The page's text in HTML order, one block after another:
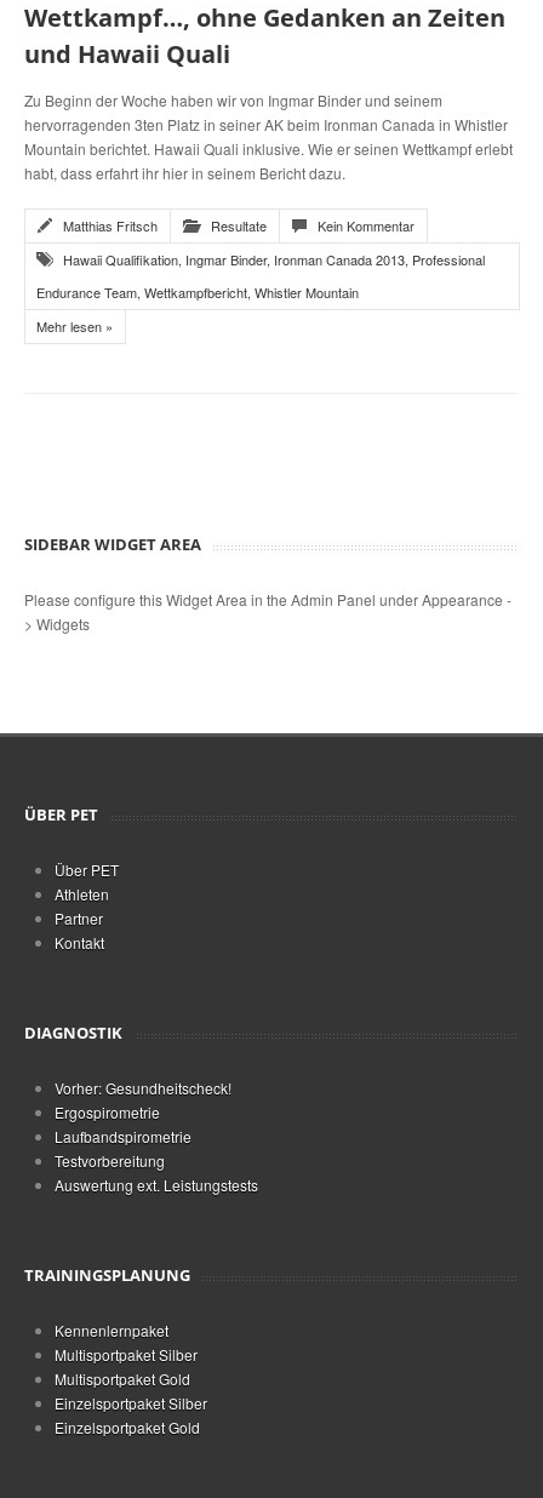
Wettkampf…, ohne Gedanken an Zeiten
und Hawaii Quali
Zu Beginn der Woche haben wir von Ingmar Binder und seinem
hervorragenden 3ten Platz in seiner AK beim Ironman Canada in Whistler
Mountain berichtet. Hawaii Quali inklusive. Wie er seinen Wettkampf erlebt
habt, dass erfahrt ihr hier in seinem Bericht dazu.
Matthias Fritsch Resultate
Kein Kommentar
Hawaii Qualifikation, Ingmar Binder, Ironman Canada 2013, Professional
Endurance Team, Wettkampfbericht, Whistler Mountain
Mehr lesen »
SIDEBAR WIDGET AREA
Please configure this Widget Area in the Admin Panel under Appearance -
> Widgets
ÜBER PET
Über PET
Athleten
Partner
Kontakt
DIAGNOSTIK
Vorher: Gesundheitscheck!
Ergospirometrie
Laufbandspirometrie
Testvorbereitung
Auswertung ext. Leistungstests
TRAININGSPLANUNG
Kennenlernpaket
Multisportpaket Silber
Multisportpaket Gold
Einzelsportpaket Silber
Einzelsportpaket Gold